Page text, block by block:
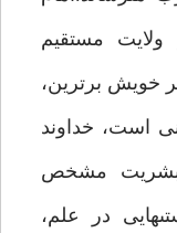
مستقيم
و در عصر خويش برترين،
است، خداوند
بشريت مشخص
در علم،